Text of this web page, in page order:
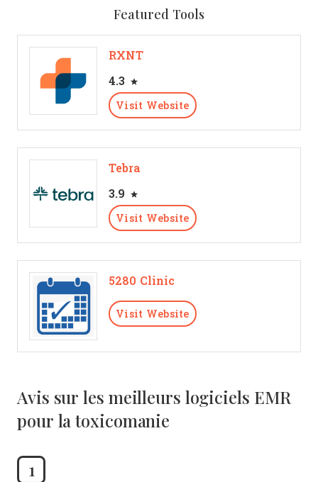
Featured Tools
RXNT
4.3
Visit Website
Tebra
3.9
Visit Website
5280 Clinic
Visit Website
Avis sur les meilleurs logiciels EMR
pour la toxicomanie
1